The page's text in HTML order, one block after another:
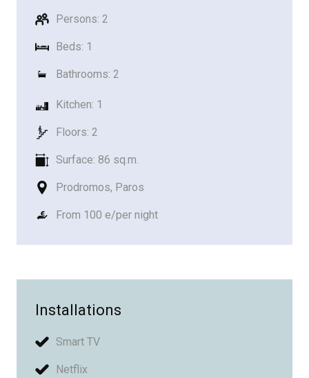
Persons: 2
Beds: 1
Bathrooms: 2
Kitchen: 1
Floors: 2
Surface: 86 sq.m.
Prodromos, Paros
From 100 e/per night
Installations
Smart TV
Netflix